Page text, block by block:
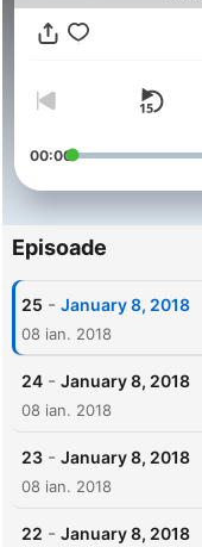
00:00
Episoade
25 - January 8, 2018
08 ian. 2018
24 - January 8, 2018
08 ian. 2018
23 - January 8, 2018
08 ian. 2018
22 - January 8, 2018